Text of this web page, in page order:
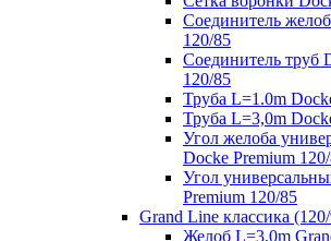
Соединитель
120/85
Соединитель труб
120/85
Труба L=1.0m
Труба L=3,0m
Угол желоба
Docke Premium
Угол
Premium 120/85
Grand Line классика
Желоб L=3.0m